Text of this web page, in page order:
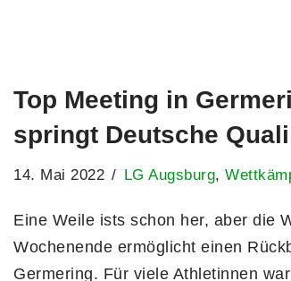
Top Meeting in
springt Deutsche Quali
14. Mai 2022 LG Augsburg,
Eine Weile ists schon her, aber die
Wochenende ermöglicht einen
Germering. Für viele Athletinnen